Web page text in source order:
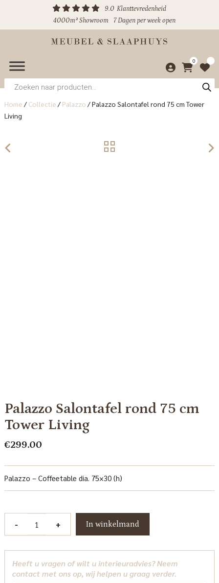
9.0 Klanttevredenheid
4000m² Showroom
7 Dagen per week open
0
Producten
zoeken
Home / Collectie / Palazzo /Palazzo Salontafel rond 75 cm Tower
Living
Palazzo Salontafel rond 75 cm
Tower Living
€299.00
Palazzo – Coffeetable dia. 75×30 (h)
-
Salontafel
75
cm
Tower
+ In winkelmand
Heeft u vragen of wilt u interieuradvies? Neem
contact met ons op, wij helpen u graag verder.